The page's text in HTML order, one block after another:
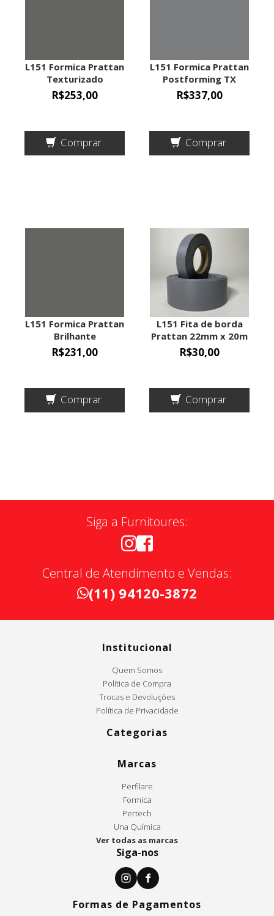
L151 Formica Prattan
Texturizado
1,25mx3,08mx0,8mm
R$253,00
Comprar
L151 Formica Prattan
Postforming TX
1,25mx3,08mx0,6mm
R$337,00
Comprar
L151 Formica Prattan
Brilhante
1,25mx3,08mx0,8mm
R$231,00
Comprar
L151 Fita de borda
Prattan 22mm x 20m
espessura 0,45mm
R$30,00
Comprar
Siga a Furnitoures:
Central de Atendimento e Vendas:
(11) 94120-3872
Institucional
Quem Somos
Política de Compra
Trocas e Devoluções
Política de Privacidade
Categorias
Marcas
Perfilare
Formica
Pertech
Una Química
Ver todas as marcas
Siga-nos
Formas de Pagamentos